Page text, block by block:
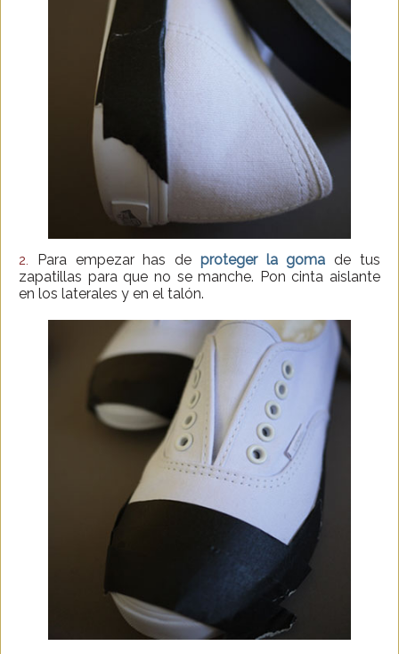
2. Para empezar has de proteger la goma de tus
zapatillas para que no se manche. Pon cinta aislante
en los laterales y en el talón.